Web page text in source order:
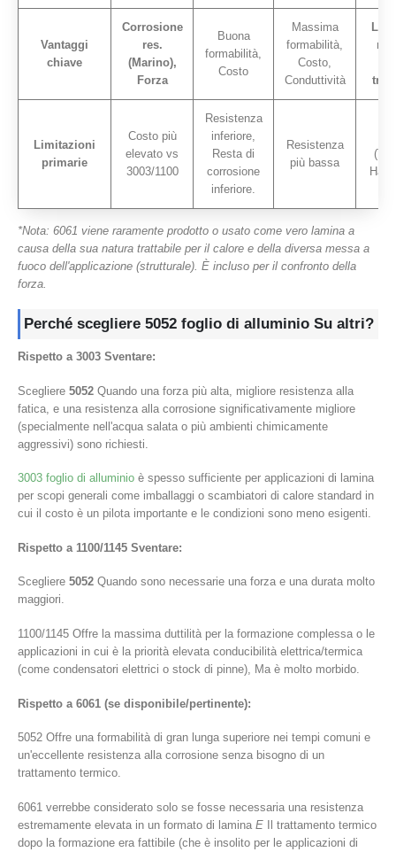
Vantaggi
chiave
Corrosione
res.
(Marino),
Forza
Buona
formabilità,
Costo
Massima
formabilità,
Costo,
Conduttività
La
Limitazioni
primarie
Costo più
elevato vs
3003/1100
Resistenza
inferiore,
Resta di
corrosione
inferiore.
Resistenza
più bassa
Ha
*Nota: 6061 viene raramente prodotto o usato come vero lamina a
causa della sua natura trattabile per il calore e della diversa messa a
fuoco dell'applicazione (strutturale). È incluso per il confronto della
forza.
Perché scegliere 5052 foglio di alluminio Su altri?
Rispetto a 3003 Sventare:
Scegliere 5052 Quando una forza più alta, migliore resistenza alla
fatica, e una resistenza alla corrosione significativamente migliore
(specialmente nell'acqua salata o più ambienti chimicamente
aggressivi) sono richiesti.
3003 foglio di alluminio è spesso sufficiente per applicazioni di lamina
per scopi generali come imballaggi o scambiatori di calore standard in
cui il costo è un pilota importante e le condizioni sono meno esigenti.
Rispetto a 1100/1145 Sventare:
Scegliere 5052 Quando sono necessarie una forza e una durata molto
maggiori.
1100/1145 Offre la massima duttilità per la formazione complessa o le
applicazioni in cui è la priorità elevata conducibilità elettrica/termica
(come condensatori elettrici o stock di pinne), Ma è molto morbido.
Rispetto a 6061 (se disponibile/pertinente):
5052 Offre una formabilità di gran lunga superiore nei tempi comuni e
un'eccellente resistenza alla corrosione senza bisogno di un
trattamento termico.
6061 verrebbe considerato solo se fosse necessaria una resistenza
estremamente elevata in un formato di lamina E Il trattamento termico
dopo la formazione era fattibile (che è insolito per le applicazioni di